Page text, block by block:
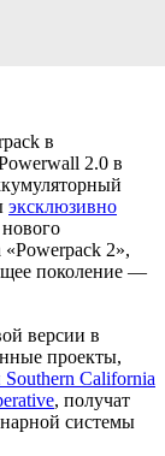
в
2.0 в
эксклюзивно
«Powerpack 2»,
поколение —
версии в
проекты,
California
, получат
системы